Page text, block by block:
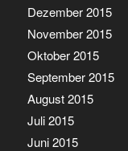
Dezember 2015
November 2015
Oktober 2015
September 2015
August 2015
Juli 2015
Juni 2015